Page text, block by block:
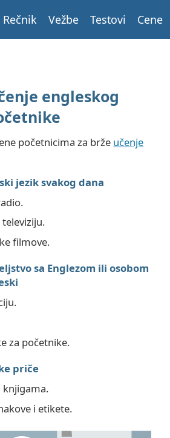
Rečnik Vežbe Testovi Cene
engleskog
početnicima za brže učenje
jezik svakog dana
filmove.
sa Englezom ili osobom
za početnike.
priče
knjigama.
i etikete.